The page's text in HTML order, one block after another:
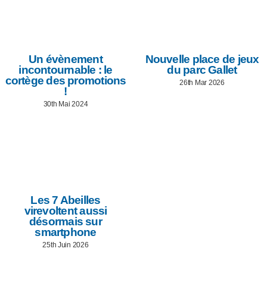
Un évènement
incontournable : le
cortège des promotions
!
30th Mai 2024
Nouvelle place de jeux
du parc Gallet
26th Mar 2026
Les 7 Abeilles
virevoltent aussi
désormais sur
smartphone
25th Juin 2026